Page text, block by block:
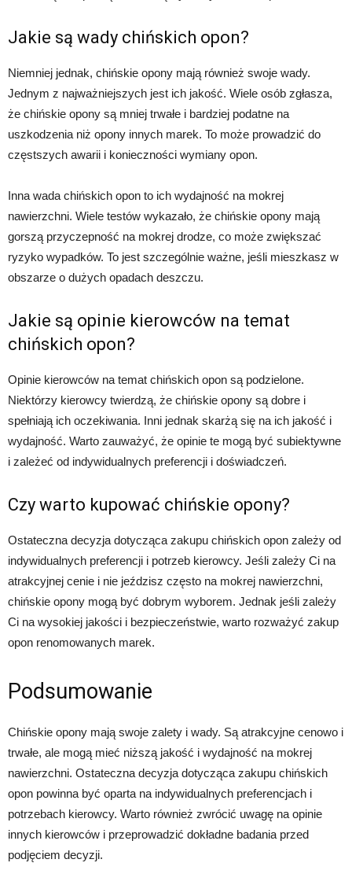
Jakie są wady chińskich opon?
Niemniej jednak, chińskie opony mają również swoje wady.
Jednym z najważniejszych jest ich jakość. Wiele osób zgłasza,
że chińskie opony są mniej trwałe i bardziej podatne na
uszkodzenia niż opony innych marek. To może prowadzić do
częstszych awarii i konieczności wymiany opon.
Inna wada chińskich opon to ich wydajność na mokrej
nawierzchni. Wiele testów wykazało, że chińskie opony mają
gorszą przyczepność na mokrej drodze, co może zwiększać
ryzyko wypadków. To jest szczególnie ważne, jeśli mieszkasz w
obszarze o dużych opadach deszczu.
Jakie są opinie kierowców na temat
chińskich opon?
Opinie kierowców na temat chińskich opon są podzielone.
Niektórzy kierowcy twierdzą, że chińskie opony są dobre i
spełniają ich oczekiwania. Inni jednak skarżą się na ich jakość i
wydajność. Warto zauważyć, że opinie te mogą być subiektywne
i zależeć od indywidualnych preferencji i doświadczeń.
Czy warto kupować chińskie opony?
Ostateczna decyzja dotycząca zakupu chińskich opon zależy od
indywidualnych preferencji i potrzeb kierowcy. Jeśli zależy Ci na
atrakcyjnej cenie i nie jeździsz często na mokrej nawierzchni,
chińskie opony mogą być dobrym wyborem. Jednak jeśli zależy
Ci na wysokiej jakości i bezpieczeństwie, warto rozważyć zakup
opon renomowanych marek.
Podsumowanie
Chińskie opony mają swoje zalety i wady. Są atrakcyjne cenowo i
trwałe, ale mogą mieć niższą jakość i wydajność na mokrej
nawierzchni. Ostateczna decyzja dotycząca zakupu chińskich
opon powinna być oparta na indywidualnych preferencjach i
potrzebach kierowcy. Warto również zwrócić uwagę na opinie
innych kierowców i przeprowadzić dokładne badania przed
podjęciem decyzji.